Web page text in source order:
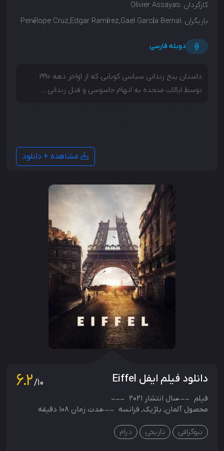
کارگردان :Olivier Assayas
بازیگران :Penélope Cruz,Edgar Ramírez,Gael García Bernal
دوبله فارسی
داستان پنج زندانی سیاسی کوبایی که از اواخر دهه 1990
توسط ایالات متحده به اتهام جاسوسی و قتل زندانی ...
مشاهده + دانلود
دانلود فیلم ایفل Eiffel 6.2/10
فیلم سال انتشار 2021
محصول آلمان, بلژیک, فرانسه مدت زمان 108 دقیقه
بیوگرافی تاریخی درام